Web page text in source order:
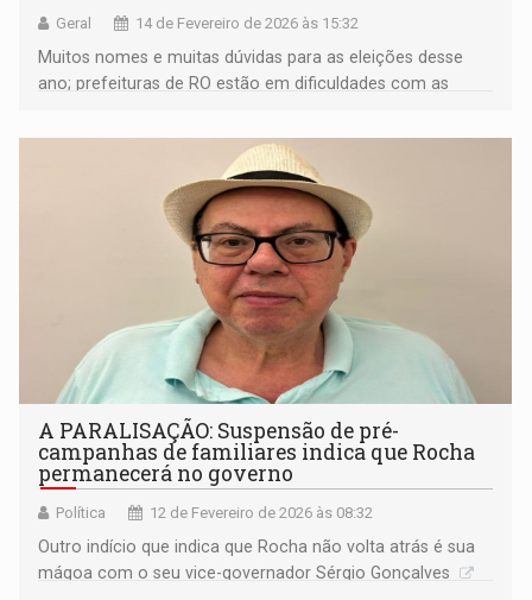
Geral 14 de Fevereiro de 2026 às 15:32
Muitos nomes e muitas dúvidas para as eleições desse
ano; prefeituras de RO estão em dificuldades com as
jogando lixo em área de preservação ambiental; Banda do
Vai Quem Quer abre oficialmente o Carnaval na capital
A PARALISAÇÃO: Suspensão de pré-
campanhas de familiares indica que Rocha
permanecerá no governo
Política 12 de Fevereiro de 2026 às 08:32
Outro indício que indica que Rocha não volta atrás é sua
mágoa com o seu vice-governador Sérgio Gonçalves